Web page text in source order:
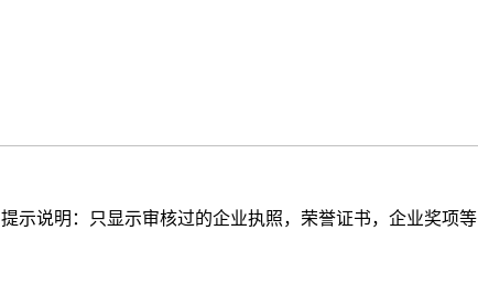
提示说明：只显示审核过的企业执照，荣誉证书，企业奖项等